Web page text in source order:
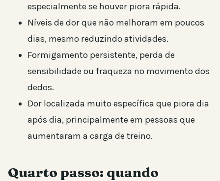
especialmente se houver piora rápida.
Níveis de dor que não melhoram em poucos
dias, mesmo reduzindo atividades.
Formigamento persistente, perda de
sensibilidade ou fraqueza no movimento dos
dedos.
Dor localizada muito específica que piora dia
após dia, principalmente em pessoas que
aumentaram a carga de treino.
Quarto passo: quando